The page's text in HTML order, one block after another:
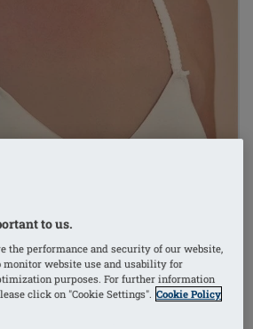
to us.
the performance and security of our website,
monitor website use and usability for
purposes. For further information
click on "Cookie Settings". Cookie Policy